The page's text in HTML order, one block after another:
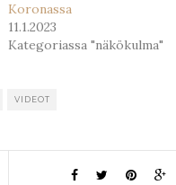
Koronassa
11.1.2023
Kategoriassa "näkökulma"
VIDEOT